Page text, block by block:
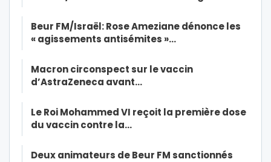
Beur FM/Israël: Rose Ameziane dénonce les
« agissements antisémites »…
Macron circonspect sur le vaccin
d’AstraZeneca avant…
Le Roi Mohammed VI reçoit la première dose
du vaccin contre la…
Deux animateurs de Beur FM sanctionnés